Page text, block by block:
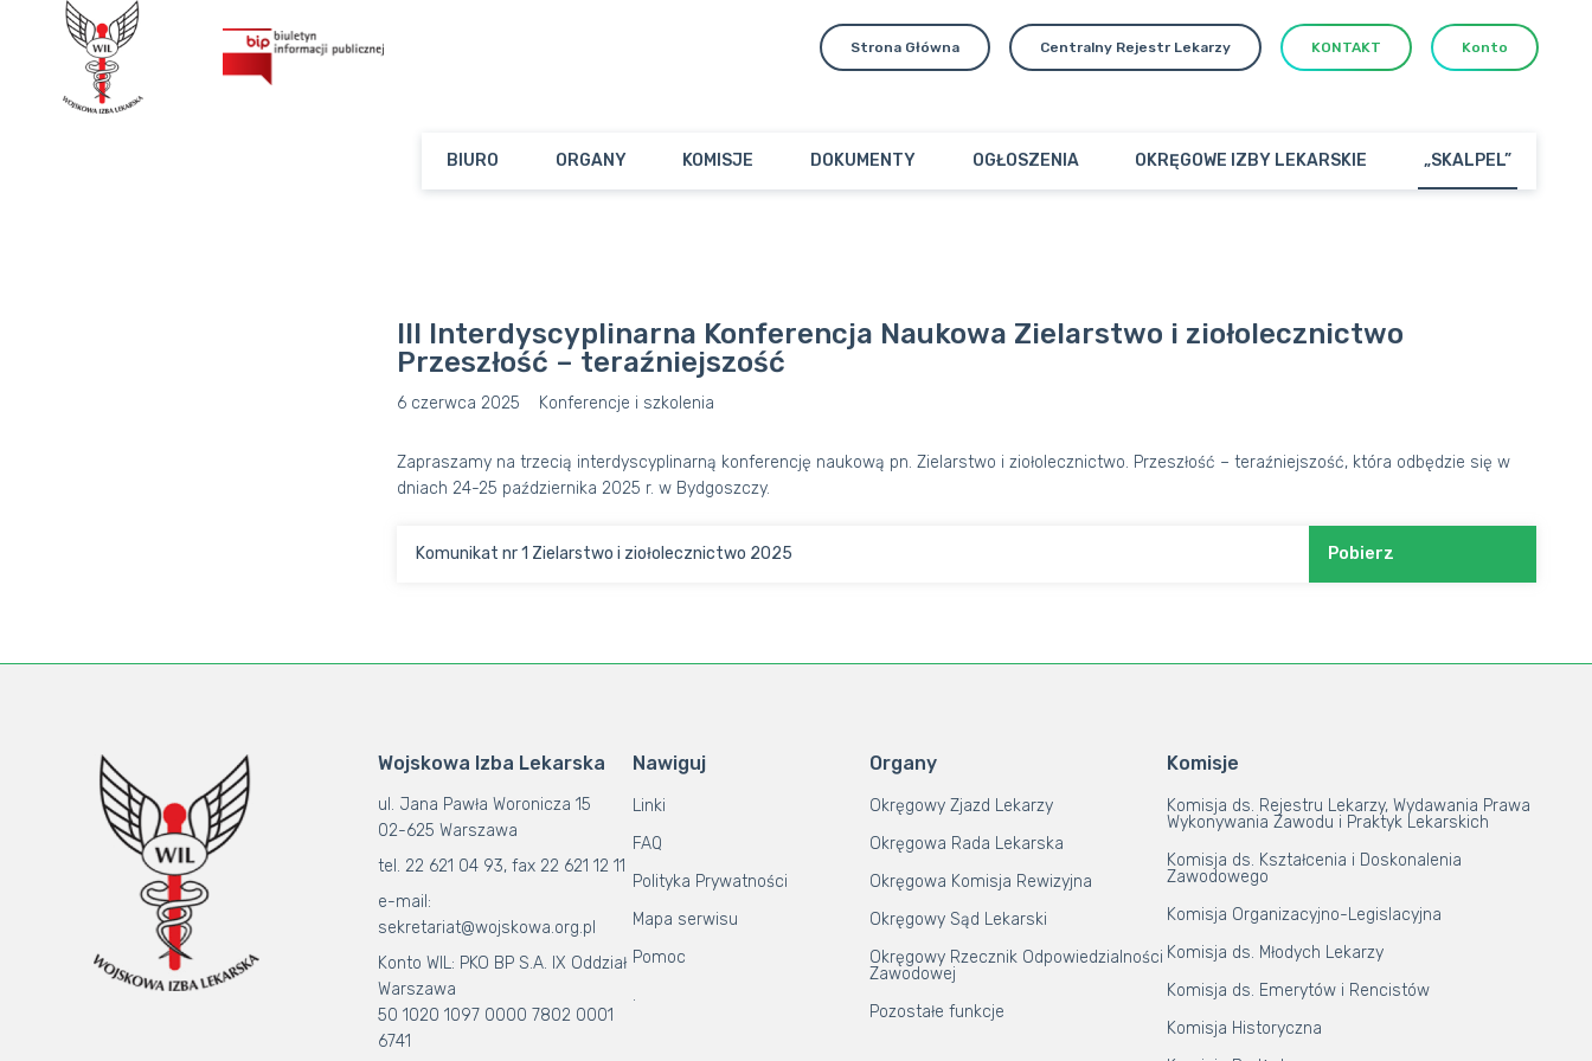
Strona Główna Centralny Rejestr Lekarzy KONTAKT Konto
BIURO ORGANY KOMISJE DOKUMENTY OGŁOSZENIA OKRĘGOWE IZBY LEKARSKIE „SKALPEL”
III Interdyscyplinarna Konferencja Naukowa Zielarstwo i ziołolecznictwo
Przeszłość – teraźniejszość
6 czerwca 2025 Konferencje i szkolenia
Zapraszamy na trzecią interdyscyplinarną konferencję naukową pn. Zielarstwo i ziołolecznictwo. Przeszłość – teraźniejszość, która odbędzie się w
dniach 24-25 października 2025 r. w Bydgoszczy.
Komunikat nr 1 Zielarstwo i ziołolecznictwo 2025 Pobierz
Wojskowa Izba Lekarska
ul. Jana Pawła Woronicza 15
02-625 Warszawa
tel. 22 621 04 93, fax 22 621 12 11
e-mail:
sekretariat@wojskowa.org.pl
Konto WIL: PKO BP S.A. IX Oddział
Warszawa
50 1020 1097 0000 7802 0001
6741
Nawiguj
Linki
FAQ
Polityka Prywatności
Mapa serwisu
Pomoc
.
Organy
Okręgowy Zjazd Lekarzy
Okręgowa Rada Lekarska
Okręgowa Komisja Rewizyjna
Okręgowy Sąd Lekarski
Okręgowy Rzecznik Odpowiedzialności
Zawodowej
Pozostałe funkcje
Komisje
Komisja ds. Rejestru Lekarzy, Wydawania Prawa
Wykonywania Zawodu i Praktyk Lekarskich
Komisja ds. Kształcenia i Doskonalenia
Zawodowego
Komisja Organizacyjno-Legislacyjna
Komisja ds. Młodych Lekarzy
Komisja ds. Emerytów i Rencistów
Komisja Historyczna